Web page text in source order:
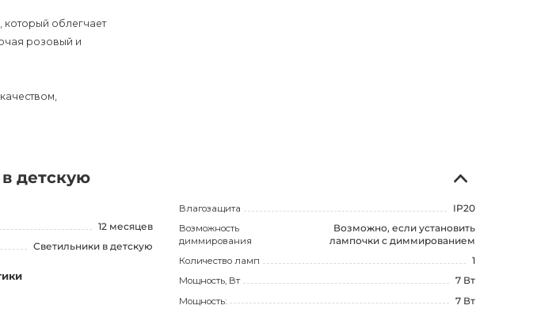
который облегчает
розовый и
описание
детскую
12 месяцев
Светильники в детскую
Влагозащита
IP20
Возможность
диммирования
Возможно, если установить
лампочки с диммированием
Количество ламп
1
Мощность, Вт
7 Вт
Мощность:
7 Вт